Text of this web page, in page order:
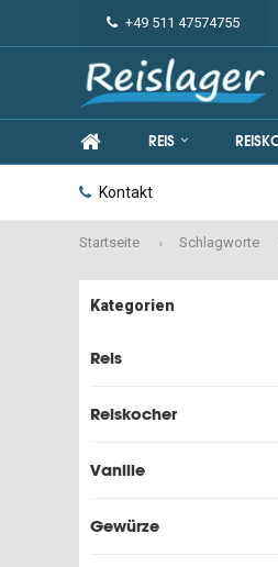
+49 511 47574755
REIS
Kontakt
Startseite Schlagworte
Kategorien
Reis
Reiskocher
Vanille
Gewürze